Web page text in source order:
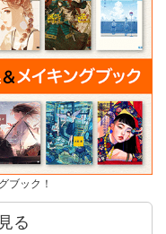
ブック！
る